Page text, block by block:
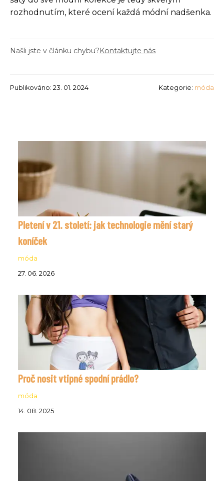
rozhodnutím, které ocení každá módní nadšenka.
Našli jste v článku chybu?Kontaktujte nás
Publikováno: 23. 01. 2024 Kategorie: móda
Pletení v 21. století: jak technologie mění starý
koníček
móda
27. 06. 2026
Proč nosit vtipné spodní prádlo?
móda
14. 08. 2025